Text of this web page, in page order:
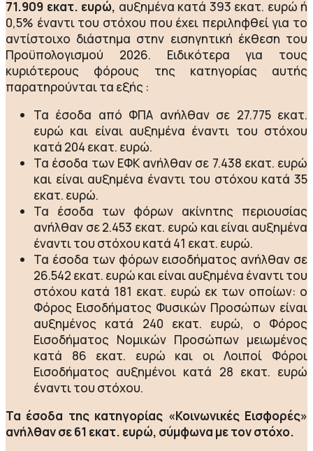
71.909 εκατ. ευρώ, αυξημένα κατά 393 εκατ. ευρώ ή
0,5% έναντι του στόχου που έχει περιληφθεί για το
αντίστοιχο διάστημα στην εισηγητική έκθεση του
Προϋπολογισμού 2026. Ειδικότερα για τους
κυριότερους φόρους της κατηγορίας αυτής
παρατηρούνται τα εξής :
Τα έσοδα από ΦΠΑ ανήλθαν σε 27.775 εκατ.
ευρώ και είναι αυξημένα έναντι του στόχου
κατά 204 εκατ. ευρώ.
Τα έσοδα των ΕΦΚ ανήλθαν σε 7.438 εκατ. ευρώ
και είναι αυξημένα έναντι του στόχου κατά 35
εκατ. ευρώ.
Τα έσοδα των φόρων ακίνητης περιουσίας
ανήλθαν σε 2.453 εκατ. ευρώ και είναι αυξημένα
έναντι του στόχου κατά 41 εκατ. ευρώ.
Τα έσοδα των φόρων εισοδήματος ανήλθαν σε
26.542 εκατ. ευρώ και είναι αυξημένα έναντι του
στόχου κατά 181 εκατ. ευρώ εκ των οποίων: ο
Φόρος Εισοδήματος Φυσικών Προσώπων είναι
αυξημένος κατά 240 εκατ. ευρώ, ο Φόρος
Εισοδήματος Νομικών Προσώπων μειωμένος
κατά 86 εκατ. ευρώ και οι Λοιποί Φόροι
Εισοδήματος αυξημένοι κατά 28 εκατ. ευρώ
έναντι του στόχου.
Τα έσοδα της κατηγορίας «Κοινωνικές Εισφορές»
ανήλθαν σε 61 εκατ. ευρώ, σύμφωνα με τον στόχο.